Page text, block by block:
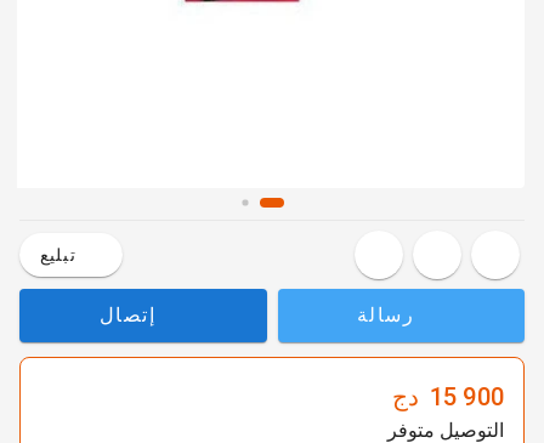
تبليع
رسالة إتصال
15 900 دج
التوصيل متوفر